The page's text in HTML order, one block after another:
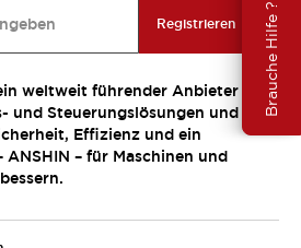
Brauche Hilfe ?
Registrieren
weltweit führender Anbieter
und Steuerungslösungen und
Effizienz und ein
ANSHIN – für Maschinen und